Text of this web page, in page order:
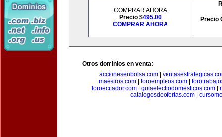
COMPRAR AHORA
Precio $495.00
COMPRAR AHORA
Precio
Otros dominios en venta:
accionesenbolsa.com|
maestros.com| foroempleos.com|
foroecuador.com| guiaelectrodomesticos.com|
catalogosdeofertas.com